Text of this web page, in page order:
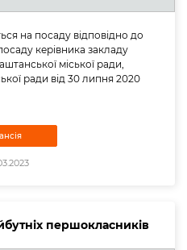
на посаду відповідно до
керівника закладу
міської ради,
ради від 30 липня 2020
першокласників